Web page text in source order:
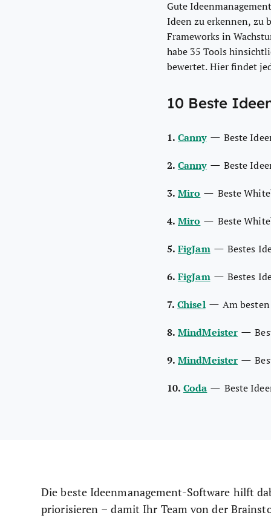
Gute
Ideen zu erkennen, zu
Frameworks in
habe 35 Tools
bewertet. Hier findet
10 Beste
1. Canny — Beste
2. Canny — Beste
3. Miro — Beste
4. Miro — Beste
5. FigJam — Bestes
6. FigJam — Bestes
7. Chisel — Am
8. MindMeister —
9. MindMeister —
10. Coda — Beste
Die beste Ideenmanagement-Software hilft
priorisieren – damit Ihr Team von der